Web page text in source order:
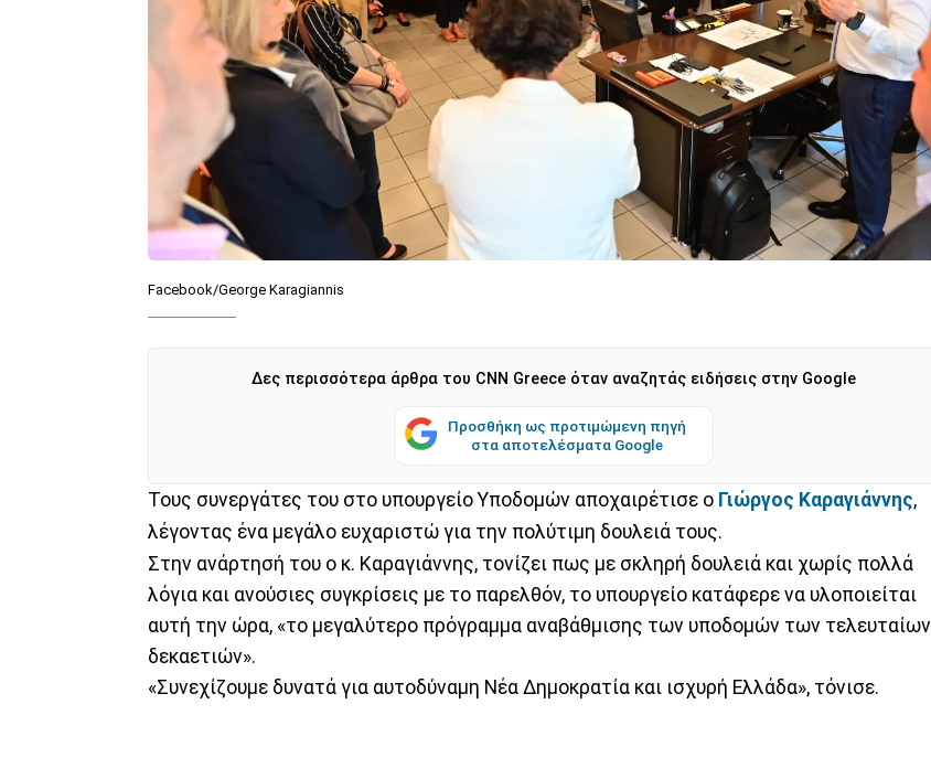
Facebook/George Karagiannis
Δες περισσότερα άρθρα του CNN Greece όταν αναζητάς ειδήσεις στην Google
Προσθήκη ως προτιμώμενη πηγή
στα αποτελέσματα Google
Τους συνεργάτες του στο υπουργείο Υποδομών αποχαιρέτισε ο Γιώργος Καραγιάννης,
λέγοντας ένα μεγάλο ευχαριστώ για την πολύτιμη δουλειά τους.
Στην ανάρτησή του ο κ. Καραγιάννης, τονίζει πως με σκληρή δουλειά και χωρίς πολλά
λόγια και ανούσιες συγκρίσεις με το παρελθόν, το υπουργείο κατάφερε να υλοποιείται
αυτή την ώρα, «το μεγαλύτερο πρόγραμμα αναβάθμισης των υποδομών των τελευταίων
δεκαετιών».
«Συνεχίζουμε δυνατά για αυτοδύναμη Νέα Δημοκρατία και ισχυρή Ελλάδα», τόνισε.